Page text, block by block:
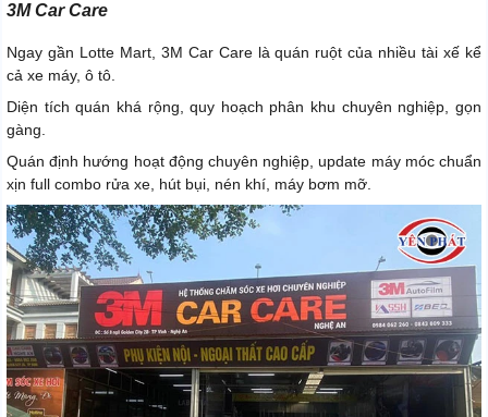
3M Car Care
Ngay gần Lotte Mart, 3M Car Care là quán ruột của nhiều tài xế kể
cả xe máy, ô tô.
Diện tích quán khá rộng, quy hoạch phân khu chuyên nghiệp, gọn
gàng.
Quán định hướng hoạt động chuyên nghiệp, update máy móc chuẩn
xịn full combo rửa xe, hút bụi, nén khí, máy bơm mỡ.